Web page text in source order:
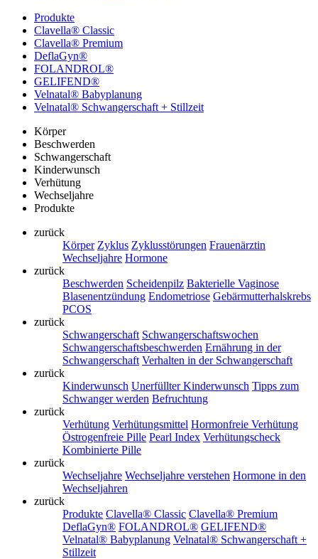
Produkte
Clavella® Classic
Clavella® Premium
DeflaGyn®
FOLANDROL®
GELIFEND®
Velnatal® Babyplanung
Velnatal® Schwangerschaft + Stillzeit
Körper
Beschwerden
Schwangerschaft
Kinderwunsch
Verhütung
Wechseljahre
Produkte
zurück
Körper Zyklus Zyklusstörungen Frauenärztin
Wechseljahre Hormone
zurück
Beschwerden Scheidenpilz Bakterielle Vaginose
Blasenentzündung Endometriose Gebärmutterhalskrebs
PCOS
zurück
Schwangerschaft Schwangerschaftswochen
Schwangerschaftsbeschwerden Ernährung in der
Schwangerschaft Verhalten in der Schwangerschaft
zurück
Kinderwunsch Unerfüllter Kinderwunsch Tipps zum
Schwanger werden Befruchtung
zurück
Verhütung Verhütungsmittel Hormonfreie Verhütung
Östrogenfreie Pille Pearl Index Verhütungscheck
Kombinierte Pille
zurück
Wechseljahre Wechseljahre verstehen Hormone in den
Wechseljahren
zurück
Produkte Clavella® Classic Clavella® Premium
DeflaGyn® FOLANDROL® GELIFEND®
Velnatal® Babyplanung Velnatal® Schwangerschaft +
Stillzeit